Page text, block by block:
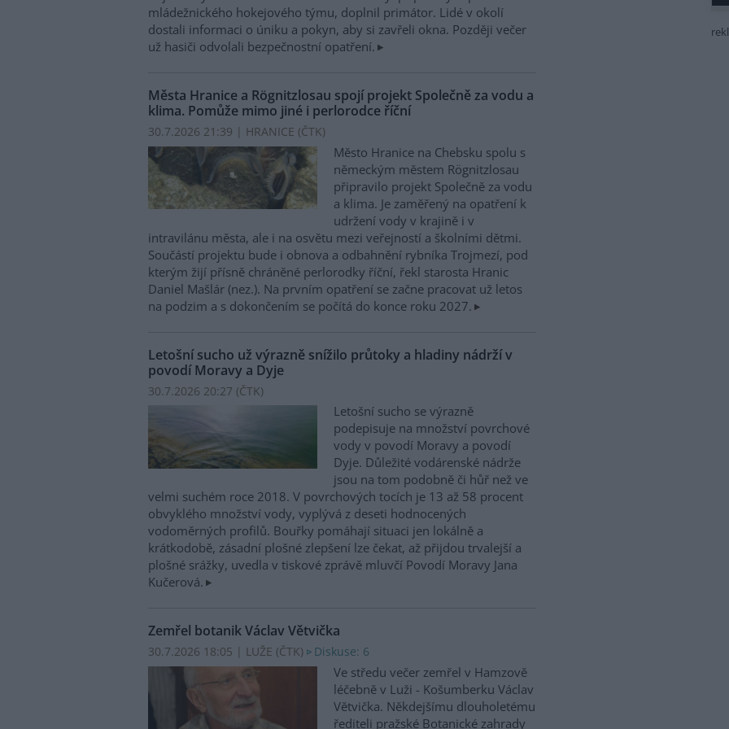
mládežnického hokejového týmu, doplnil primátor. Lidé v okolí
dostali informaci o úniku a pokyn, aby si zavřeli okna. Později večer
už hasiči odvolali bezpečnostní opatření.
Města Hranice a Rögnitzlosau spojí projekt Společně za vodu a
klima. Pomůže mimo jiné i perlorodce říční
30.7.2026 21:39 | HRANICE (ČTK)
Město Hranice na Chebsku spolu s
německým městem Rögnitzlosau
připravilo projekt Společně za vodu
a klima. Je zaměřený na opatření k
udržení vody v krajině i v
intravilánu města, ale i na osvětu mezi veřejností a školními dětmi.
Součástí projektu bude i obnova a odbahnění rybníka Trojmezí, pod
kterým žijí přísně chráněné perlorodky říční, řekl starosta Hranic
Daniel Mašlár (nez.). Na prvním opatření se začne pracovat už letos
na podzim a s dokončením se počítá do konce roku 2027.
Letošní sucho už výrazně snížilo průtoky a hladiny nádrží v
povodí Moravy a Dyje
30.7.2026 20:27 (ČTK)
Letošní sucho se výrazně
podepisuje na množství povrchové
vody v povodí Moravy a povodí
Dyje. Důležité vodárenské nádrže
jsou na tom podobně či hůř než ve
velmi suchém roce 2018. V povrchových tocích je 13 až 58 procent
obvyklého množství vody, vyplývá z deseti hodnocených
vodoměrných profilů. Bouřky pomáhají situaci jen lokálně a
krátkodobě, zásadní plošné zlepšení lze čekat, až přijdou trvalejší a
plošné srážky, uvedla v tiskové zprávě mluvčí Povodí Moravy Jana
Kučerová.
Zemřel botanik Václav Větvička
30.7.2026 18:05 | LUŽE (ČTK) Diskuse: 6
Ve středu večer zemřel v Hamzově
léčebně v Luži - Košumberku Václav
Větvička. Někdejšímu dlouholetému
řediteli pražské Botanické zahrady